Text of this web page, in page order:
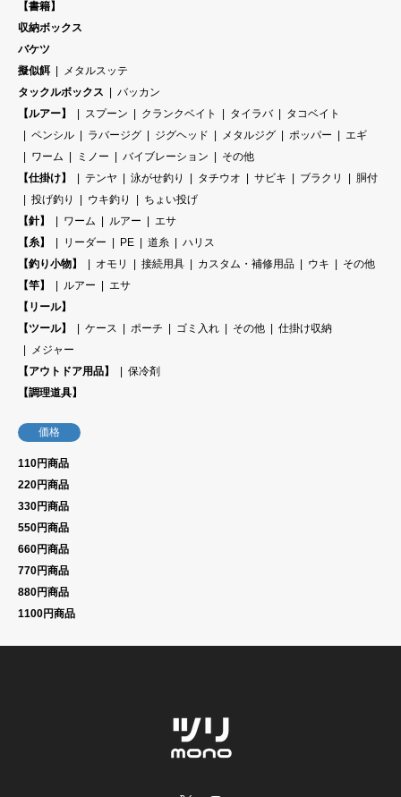
【書籍】
収納ボックス
バケツ
擬似餌
メタルスッテ
タックルボックス
バッカン
【ルアー】
スプーン クランクベイト タイラバ
タコベイト
ペンシル
ラバージグ ジグヘッド メタルジグ ポッパー
エギ
ワーム
ミノー バイブレーション
その他
【仕掛け】
テンヤ 泳がせ釣り タチウオ サビキ ブラクリ
胴付
投げ釣り
ウキ釣り
ちょい投げ
【針】
ワーム ルアー
エサ
【糸】
リーダー PE 道糸
ハリス
【釣り小物】
オモリ 接続用具 カスタム・補修用品 ウキ
その他
【竿】
ルアー
エサ
【リール】
【ツール】
ケース ポーチ ゴミ入れ その他
仕掛け収納
メジャー
【アウトドア用品】
保冷剤
【調理道具】
価格
110円商品
220円商品
330円商品
550円商品
660円商品
770円商品
880円商品
1100円商品